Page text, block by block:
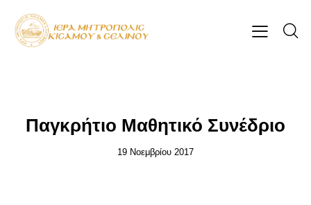
Παγκρήτιο Μαθητικό Συνέδριο
19 Νοεμβρίου 2017